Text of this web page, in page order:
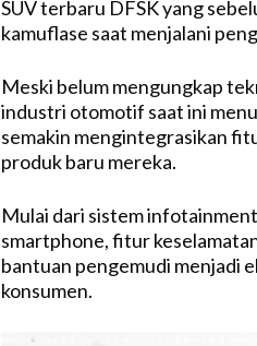
SUV terbaru DFSK yang
kamuflase saat menjalani
Meski belum mengungkap
industri otomotif saat ini
semakin mengintegrasikan
produk baru mereka.
Mulai dari sistem
smartphone, fitur
bantuan pengemudi menjadi
konsumen.